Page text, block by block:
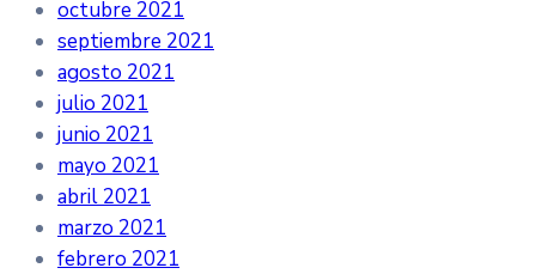
octubre 2021
septiembre 2021
agosto 2021
julio 2021
junio 2021
mayo 2021
abril 2021
marzo 2021
febrero 2021